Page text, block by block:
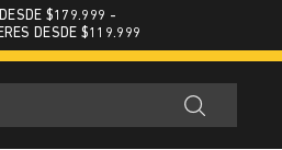
DESDE $179.999 -
DESDE $119.999